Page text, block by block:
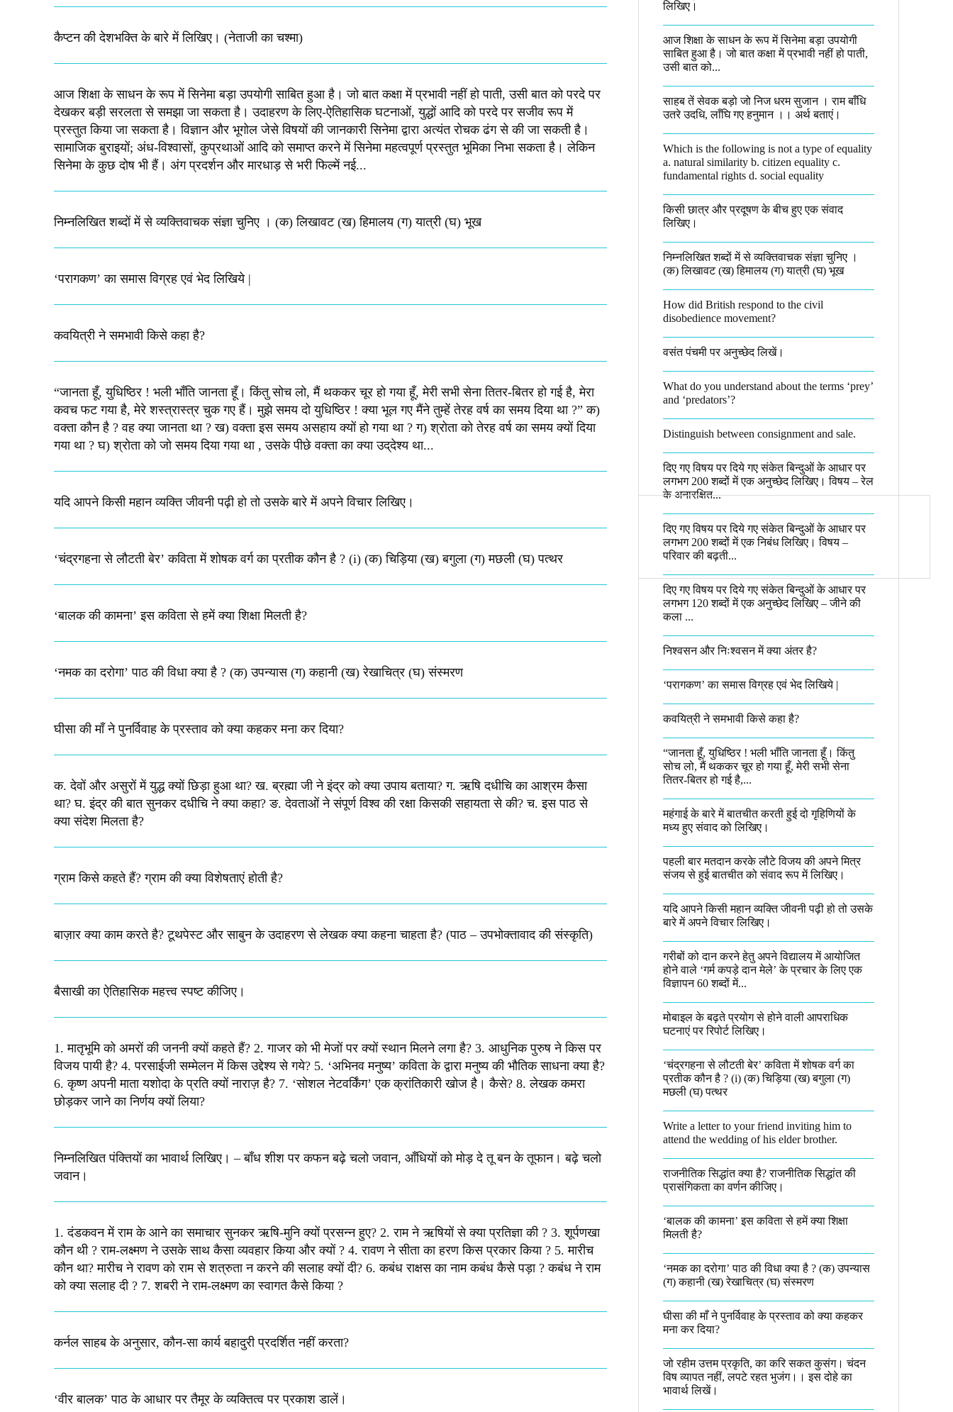
कैप्टन की देशभक्ति के बारे में लिखिए।​ (नेताजी का चश्मा)
आज शिक्षा के साधन के रूप में सिनेमा बड़ा उपयोगी साबित हुआ है। जो बात कक्षा में प्रभावी नहीं हो पाती, उसी बात को परदे पर
देखकर बड़ी सरलता से समझा जा सकता है। उदाहरण के लिए-ऐतिहासिक घटनाओं, युद्धों आदि को परदे पर सजीव रूप में
प्रस्तुत किया जा सकता है। विज्ञान और भूगोल जेसे विषयों की जानकारी सिनेमा द्वारा अत्यंत रोचक ढंग से की जा सकती है।
सामाजिक बुराइयों; अंध-विश्वासों, कुप्रथाओं आदि को समाप्त करने में सिनेमा महत्वपूर्ण प्रस्तुत भूमिका निभा सकता है। लेकिन
सिनेमा के कुछ दोष भी हैं। अंग प्रदर्शन और मारधाड़ से भरी फिल्में नई...
निम्नलिखित शब्दों में से व्यक्तिवाचक संज्ञा चुनिए । (क) लिखावट (ख) हिमालय (ग) यात्री (घ) भूख​
‘परागकण’ का समास विग्रह एवं भेद लिखिये |
कवयित्री ने समभावी किसे कहा है?
“जानता हूँ, युधिष्ठिर ! भली भाँति जानता हूँ। किंतु सोच लो, मैं थककर चूर हो गया हूँ, मेरी सभी सेना तितर-बितर हो गई है, मेरा
कवच फट गया है, मेरे शस्‍त्रास्‍त्र चुक गए हैं। मुझे समय दो युधिष्‍ठिर ! क्‍या भूल गए मैंने तुम्‍हें तेरह वर्ष का समय दिया था ?” क)
वक्‍ता कौन है ? वह क्‍या जानता था ? ख) वक्‍ता इस समय असहाय क्यों हो गया था ? ग) श्रोता को तेरह वर्ष का समय क्‍यों दिया
गया था ? घ) श्रोता को जो समय दिया गया था , उसके पीछे वक्‍ता का क्‍या उद्‌देश्‍य था...
यदि आपने किसी महान व्यक्ति जीवनी पढ़ी हो तो उसके बारे में अपने विचार लिखिए।
‘चंद्रगहना से लौटती बेर’ कविता में शोषक वर्ग का प्रतीक कौन है ? (i) (क) चिड़िया (ख) बगुला (ग) मछली (घ) पत्थर
‘बालक की कामना’ इस कविता से हमें क्या शिक्षा मिलती है?
‘नमक का दरोगा’ पाठ की विधा क्या है ? (क) उपन्यास (ग) कहानी (ख) रेखाचित्र (घ) संस्मरण​
घीसा की माँ ने पुनर्विवाह के प्रस्ताव को क्या कहकर मना कर दिया?
क. देवों और असुरों में युद्ध क्यों छिड़ा हुआ था? ख. ब्रह्मा जी ने इंद्र को क्या उपाय बताया? ग. ऋषि दधीचि का आश्रम कैसा
था? घ. इंद्र की बात सुनकर दधीचि ने क्या कहा? ङ. देवताओं ने संपूर्ण विश्व की रक्षा किसकी सहायता से की? च. इस पाठ से
क्या संदेश मिलता है?​
ग्राम किसे कहते हैं? ग्राम की क्या विशेषताएं होती है?​
बाज़ार क्या काम करते है? टूथपेस्ट और साबुन के उदाहरण से लेखक क्या कहना चाहता है? (पाठ – उपभोक्तावाद की संस्कृति)
बैसाखी का ऐतिहासिक महत्त्व स्पष्ट कीजिए।​
1. मातृभूमि को अमरों की जननी क्यों कहते हैं? 2. गाजर को भी मेजों पर क्यों स्थान मिलने लगा है? 3. आधुनिक पुरुष ने किस पर
विजय पायी है? 4. परसाईजी सम्मेलन में किस उद्देश्य से गये? 5. ‘अभिनव मनुष्य’ कविता के द्वारा मनुष्य की भौतिक साधना क्या है?
6. कृष्ण अपनी माता यशोदा के प्रति क्यों नाराज़ है? 7. ‘सोशल नेटवर्किंग’ एक क्रांतिकारी खोज है। कैसे? 8. लेखक कमरा
छोड़कर जाने का निर्णय क्यों लिया?​
निम्नलिखित पंक्तियों का भावार्थ लिखिए। – बाँध शीश पर कफन बढ़े चलो जवान, आँधियों को मोड़ दे तू बन के तूफान। बढ़े चलो
जवान। ​
1. दंडकवन में राम के आने का समाचार सुनकर ऋषि-मुनि क्यों प्रसन्न हुए? 2. राम ने ऋषियों से क्या प्रतिज्ञा की ? 3. शूर्पणखा
कौन थी ? राम-लक्ष्मण ने उसके साथ कैसा व्यवहार किया और क्यों ? 4. रावण ने सीता का हरण किस प्रकार किया ? 5. मारीच
कौन था? मारीच ने रावण को राम से शत्रुता न करने की सलाह क्यों दी? 6. कबंध राक्षस का नाम कबंध कैसे पड़ा ? कबंध ने राम
को क्या सलाह दी ? 7. शबरी ने राम-लक्ष्मण का स्वागत कैसे किया ?
कर्नल साहब के अनुसार, कौन-सा कार्य बहादुरी प्रदर्शित नहीं करता?
‘वीर बालक’ पाठ के आधार पर तैमूर के व्यक्तित्व पर प्रकाश डालें।
लिखिए।
आज शिक्षा के साधन के रूप में सिनेमा बड़ा उपयोगी
साबित हुआ है। जो बात कक्षा में प्रभावी नहीं हो पाती,
उसी बात को...
साहब तें सेवक बड़ो जो निज धरम सुजान । राम बाँधि
उतरे उदधि, लाँघि गए हनुमान ।।​ अर्थ बताएं।
Which is the following is not a type of equality
a. natural similarity b. citizen equality c.
fundamental rights d. social equality​
किसी छात्र और प्रदूषण के बीच हुए एक संवाद
लिखिए।​
निम्नलिखित शब्दों में से व्यक्तिवाचक संज्ञा चुनिए ।
(क) लिखावट (ख) हिमालय (ग) यात्री (घ) भूख​
How did British respond to the civil
disobedience movement?
वसंत पंचमी पर अनुच्छेद लिखें।
What do you understand about the terms ‘prey’
and ‘predators’?​
Distinguish between consignment and sale.
दिए गए विषय पर दिये गए संकेत बिन्दुओं के आधार पर
लगभग 200 शब्दों में एक अनुच्छेद लिखिए। विषय – रेल
के अनारक्षित...
दिए गए विषय पर दिये गए संकेत बिन्दुओं के आधार पर
लगभग 200 शब्दों में एक निबंध लिखिए। विषय –
परिवार की बढ़ती...
दिए गए विषय पर दिये गए संकेत बिन्दुओं के आधार पर
लगभग 120 शब्दों में एक अनुच्छेद लिखिए – जीने की
कला ...
निश्वसन और निःश्वसन में क्या अंतर है?
‘परागकण’ का समास विग्रह एवं भेद लिखिये |
कवयित्री ने समभावी किसे कहा है?
“जानता हूँ, युधिष्ठिर ! भली भाँति जानता हूँ। किंतु
सोच लो, मैं थककर चूर हो गया हूँ, मेरी सभी सेना
तितर-बितर हो गई है,...
महंगाई के बारे में बातचीत करती हुई दो गृहिणियों के
मध्य हुए संवाद को लिखिए।
पहली बार मतदान करके लौटे विजय की अपने मित्र
संजय से हुई बातचीत को संवाद रूप में लिखिए।
यदि आपने किसी महान व्यक्ति जीवनी पढ़ी हो तो उसके
बारे में अपने विचार लिखिए।
गरीबों को दान करने हेतु अपने विद्यालय में आयोजित
होने वाले ‘गर्म कपड़े दान मेले’ के प्रचार के लिए एक
विज्ञापन 60 शब्दों में...
मोबाइल के बढ़ते प्रयोग से होने वाली आपराधिक
घटनाएं पर रिपोर्ट लिखिए।
‘चंद्रगहना से लौटती बेर’ कविता में शोषक वर्ग का
प्रतीक कौन है ? (i) (क) चिड़िया (ख) बगुला (ग)
मछली (घ) पत्थर
Write a letter to your friend inviting him to
attend the wedding of his elder brother.
राजनीतिक सिद्धांत क्या है? राजनीतिक सिद्धांत की
प्रासंगिकता का वर्णन कीजिए।
‘बालक की कामना’ इस कविता से हमें क्या शिक्षा
मिलती है?
‘नमक का दरोगा’ पाठ की विधा क्या है ? (क) उपन्यास
(ग) कहानी (ख) रेखाचित्र (घ) संस्मरण​
घीसा की माँ ने पुनर्विवाह के प्रस्ताव को क्या कहकर
मना कर दिया?
जो रहीम उत्तम प्रकृति, का करि सकत कुसंग। चंदन
विष व्यापत नहीं, लपटे रहत भुजंग।। इस दोहे का
भावार्थ लिखें।